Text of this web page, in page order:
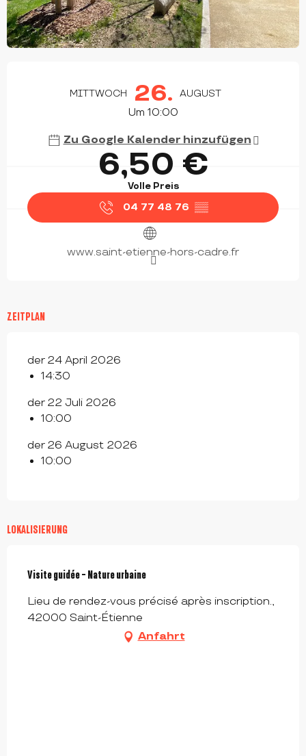
MITTWOCH 26. AUGUST
Um 10:00
Zu Google Kalender hinzufügen
6,50 €
Volle Preis
04 77 48 76 ▒▒
www.saint-etienne-hors-cadre.fr
ZEITPLAN
der 24 April 2026
14:30
der 22 Juli 2026
10:00
der 26 August 2026
10:00
LOKALISIERUNG
Visite guidée - Nature urbaine
Lieu de rendez-vous précisé après inscription.,
42000 Saint-Étienne
Anfahrt